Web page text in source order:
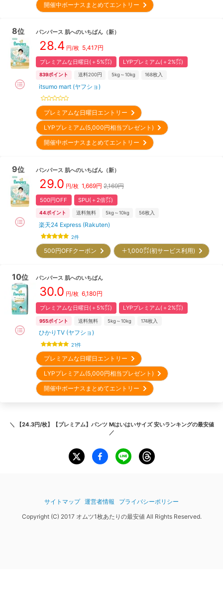
開催中ボーナスまとめてエントリー
8位 パンパース 肌へのいちばん （新）
28.4 円/枚 5,417円
プレミアムな日曜日(＋5%㌽) LYPプレミアム(＋2%㌽)
839ポイント 送料200円 5kg～10kg 168枚入
itsumo mart (ヤフショ)
プレミアムな日曜日エントリー
LYPプレミアム(5,000円相当プレゼント)
開催中ボーナスまとめてエントリー
9位 パンパース 肌へのいちばん （新）
29.0 円/枚 1,669円 2,169円
500円OFF SPU(＋2倍㌽)
44ポイント 送料無料 5kg～10kg 56枚入
楽天24 Express (Rakuten)
2件
500円OFFクーポン ＋1,000㌽(初サービス利用)
10位 パンパース 肌へのいちばん
30.0 円/枚 6,180円
プレミアムな日曜日(＋5%㌽) LYPプレミアム(＋2%㌽)
955ポイント 送料無料 5kg～10kg 174枚入
ひかりTV (ヤフショ)
21件
プレミアムな日曜日エントリー
LYPプレミアム(5,000円相当プレゼント)
開催中ボーナスまとめてエントリー
＼ 【24.3円/枚】【プレミアム】パンツ Mはいはいサイズ 安いランキングの最安値
／
サイトマップ 運営者情報
プライバシーポリシー
Copyright (C) 2017 オムツ1枚あたりの最安値 All Rights Reserved.